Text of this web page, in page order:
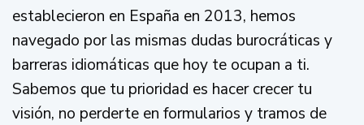
establecieron en España en 2013, hemos
navegado por las mismas dudas burocráticas y
barreras idiomáticas que hoy te ocupan a ti.
Sabemos que tu prioridad es hacer crecer tu
visión, no perderte en formularios y tramos de